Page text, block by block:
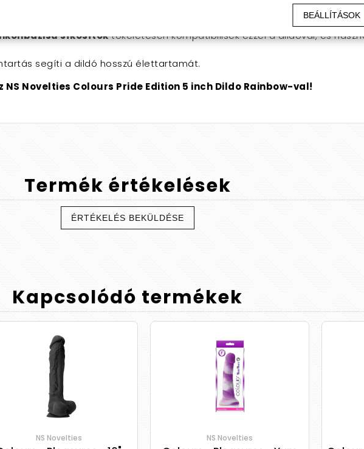
segédeszköz tisztítóval
síkosítóktökéletesen kompatibilisek ezzel a dildóval, és
segíti a dildó hosszú élettartamát.
Novelties Colours Pride Edition 5 inch Dildo Rainbow-val!
Termék értékelések
ÉRTÉKELÉS BEKÜLDÉSE
Kapcsolódó termékek
NS Novelties NS Novelties
BEÁLLÍTÁSOK